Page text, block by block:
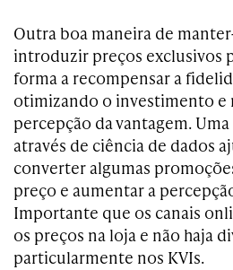
Outra boa maneira de
introduzir preços exclusivos
forma a recompensar a
otimizando o investimento e
percepção da vantagem.
através de ciência de dados
converter algumas
preço e aumentar a
Importante que os canais
os preços na loja e não haja
particularmente nos KVIs.